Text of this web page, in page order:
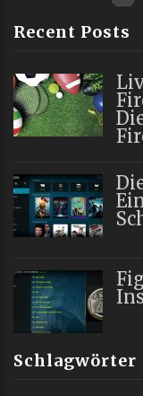
Recent Posts
Schlagwörter